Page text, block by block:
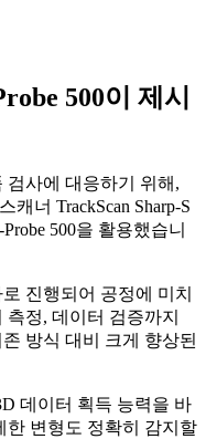
500이 제시
검사에 대응하기 위해,
너 TrackScan Sharp-S
500을 활용했습니
진행되어 공정에 미치
정, 데이터 검증까지
방식 대비 크게 향상된
데이터 획득 능력을 바
한 변형도 정확히 감지할